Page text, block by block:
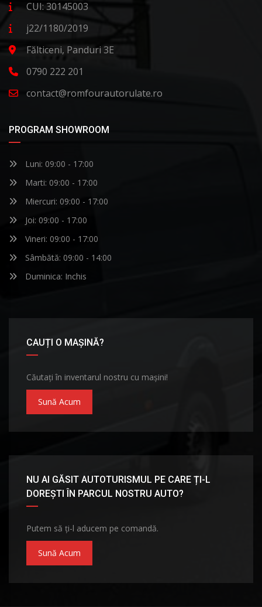
CUI: 30145003
j22/1180/2019
Fălticeni, Panduri 3E
0790 222 201
contact@romfourautorulate.ro
PROGRAM SHOWROOM
Luni: 09:00 - 17:00
Marti: 09:00 - 17:00
Miercuri: 09:00 - 17:00
Joi: 09:00 - 17:00
Vineri: 09:00 - 17:00
Sâmbătă: 09:00 - 14:00
Duminica: Inchis
CAUȚI O MAȘINĂ?
Căutați în inventarul nostru cu mașini!
Sună Acum
NU AI GĂSIT AUTOTURISMUL PE CARE ȚI-L
DOREȘTI ÎN PARCUL NOSTRU AUTO?
Putem să ți-l aducem pe comandă.
Sună Acum